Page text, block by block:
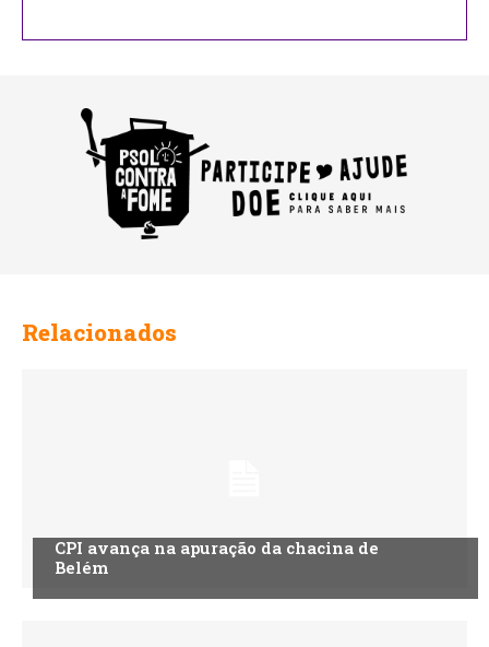
Relacionados
CPI avança na apuração da chacina de
Belém